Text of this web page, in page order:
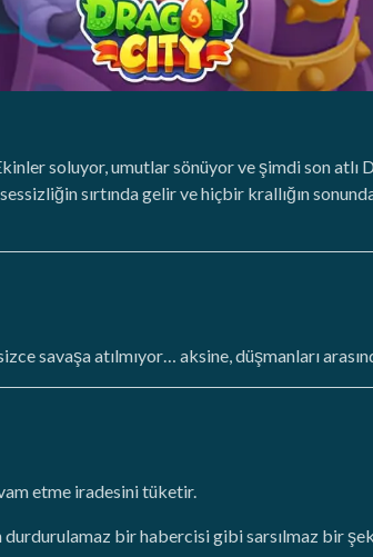
soluyor, umutlar sönüyor ve şimdi son atlı
sırtında gelir ve hiçbir krallığın
savaşa atılmıyor… aksine, düşmanları
etme iradesini tüketir.
bir habercisi gibi sarsılmaz bir